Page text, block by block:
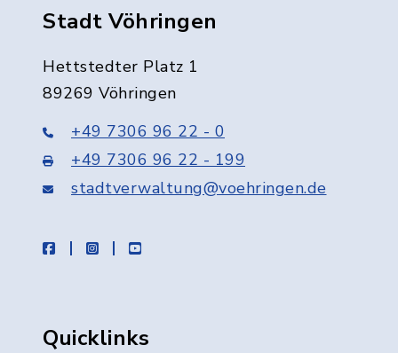
Stadt Vöhringen
Hettstedter Platz 1
89269 Vöhringen
+49 7306 96 22 - 0
+49 7306 96 22 - 199
stadtverwaltung@voehringen.de
facebookinstagramyoutube
Quicklinks